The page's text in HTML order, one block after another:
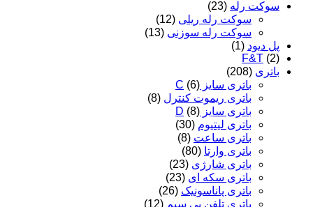
سوکت رله (23)
سوکت رله ریلی (12)
سوکت رله سوزنی (13)
پل دیود (1)
F&T (2)
باتری (208)
باتری سایز C (6)
باتری ریموت کنترل (8)
باتری سایز D (8)
باتری لیتیوم (30)
باتری ساعت (8)
باتری وارتا (80)
باتری شارژی (23)
باتری سکه ای (23)
باتری پاناسونیک (26)
باتری تلفن بی سیم (12)